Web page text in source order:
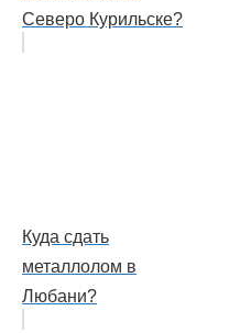
Северо Курильске?
Куда сдать
металлолом в
Любани?